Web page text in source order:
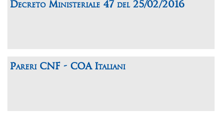
Decreto Ministeriale 47 del 25/02/2016
Pareri CNF - COA Italiani